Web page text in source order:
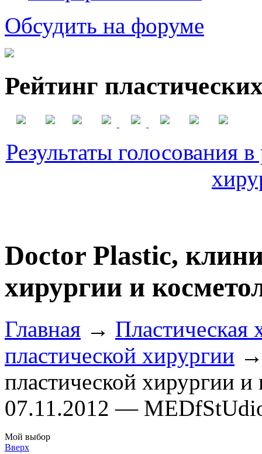
Обсудить на форуме
Рейтинг
Результаты голосования
Doctor Plastic,
хирургии и
Главная → Пластическая
пластической хирургии →
пластической хирургии и
07.11.2012 —
Мой выбор
Вверх